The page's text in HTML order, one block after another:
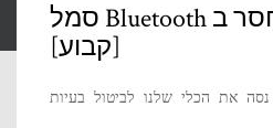
סמל Bluetooth חסר ב- Windows 10
[קבוע]
נסה את הכלי שלנו לביטול בעיות